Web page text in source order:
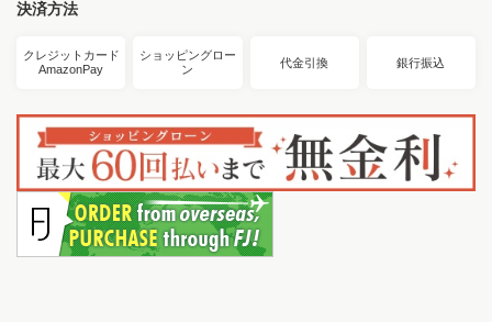
決済方法
クレジットカード
AmazonPay
ショッピングロー
ン
代金引換 銀行振込